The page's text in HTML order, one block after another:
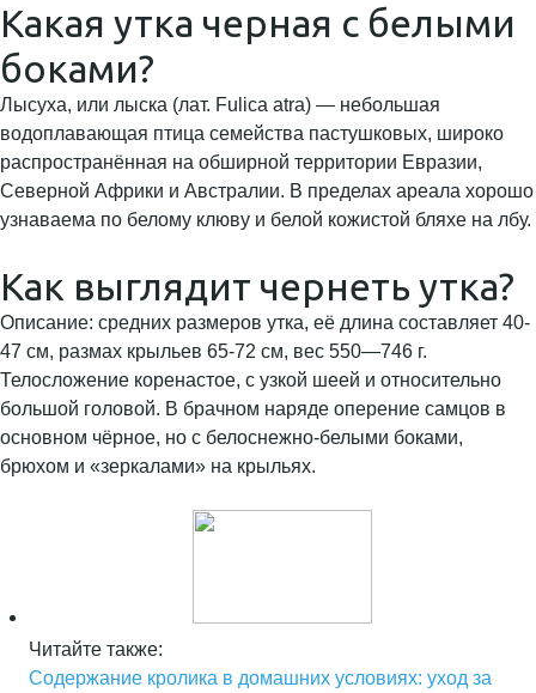
Какая утка черная с белыми
боками?
Лысуха, или лыска (лат. Fulica atra) — небольшая
водоплавающая птица семейства пастушковых, широко
распространённая на обширной территории Евразии,
Северной Африки и Австралии. В пределах ареала хорошо
узнаваема по белому клюву и белой кожистой бляхе на лбу.
Как выглядит чернеть утка?
Описание: средних размеров утка, её длина составляет 40-
47 см, размах крыльев 65-72 см, вес 550—746 г.
Телосложение коренастое, с узкой шеей и относительно
большой головой. В брачном наряде оперение самцов в
основном чёрное, но с белоснежно-белыми боками,
брюхом и «зеркалами» на крыльях.
Читайте также:
Содержание кролика в домашних условиях: уход за